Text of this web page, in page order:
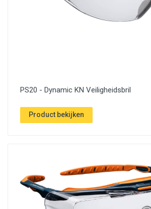
PS20 - Dynamic KN Veiligheidsbril
Product bekijken